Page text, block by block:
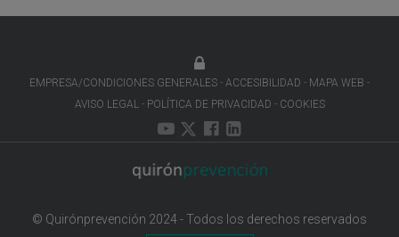
EMPRESA/CONDICIONES GENERALES ACCESIBILIDAD
MAPA WEB
AVISO LEGAL
POLÍTICA DE PRIVACIDAD COOKIES
© Quirónprevención 2024 - Todos los derechos reservados